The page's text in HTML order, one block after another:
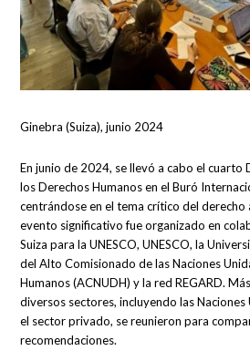
Ginebra (Suiza), junio 2024
En junio de 2024, se llevó a cabo el cuarto
los Derechos Humanos en el Buró
centrándose en el tema crítico del derecho
evento significativo fue organizado en
Suiza para la UNESCO, UNESCO, la
del Alto Comisionado de las Naciones
Humanos (ACNUDH) y la red REGARD.
diversos sectores, incluyendo las Naciones
el sector privado, se reunieron para
recomendaciones.